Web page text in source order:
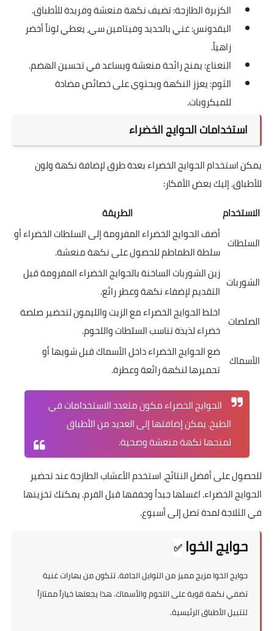
الكزبرة الطازجة: تضيف نكهة منعشة وفريدة للأطباق.
البقدونس: غني بالحديد وفيتامين سي، يعطي لوناً أخضر
زاهياً.
النعناع: يمنح رائحة منعشة ويساعد في تحسين الهضم.
الثوم: يعزز النكهة ويحتوي على خصائص مضادة
للميكروبات.
استخدامات الحوايج الخضراء
يمكن استخدام الحوايج الخضراء بعدة طرق لإضافة نكهة ولون
للأطباق. إليك بعض الأفكار:
الاستخدام
الطريقة
السلطات
أضف الحوايج الخضراء المفرومة إلى السلطات الخضراء أو
سلطة الطماطم للحصول على نكهة منعشة.
الشوربات
زين الشوربات الساخنة بالحوايج الخضراء المفرومة قبل
التقديم لإضفاء نكهة وعطر رائع.
الصلصات
اخلط الحوايج الخضراء مع الزيت والليمون لتحضير صلصة
خضراء لذيذة تناسب السلطات واللحوم.
الأسماك
ضع الحوايج الخضراء داخل الأسماك قبل شويها أو
تحميرها لنكهة رائعة وعطرة.
الحوايج الخضراء مكون متعدد الاستخدامات في
الطبخ. يمكن إضافتها إلى العديد من الأطباق
لمنحها نكهة منعشة وصحية.
للحصول على أفضل النتائج، استخدم الأعشاب الطازجة عند تحضير
الحوايج الخضراء. اغسلها جيداً وجففها قبل الفرم. يمكنك تخزينها
في الثلاجة لمدة تصل إلى أسبوع.
حوايج الخوا ✅
حوايج الخوا مزيج مميز من التوابل الجافة. تتكون من بهارات غنية
تضفي نكهة قوية على اللحوم والأسماك. هذا يجعلها خياراً ممتازاً
لتتبيل الأطباق الرئيسية.